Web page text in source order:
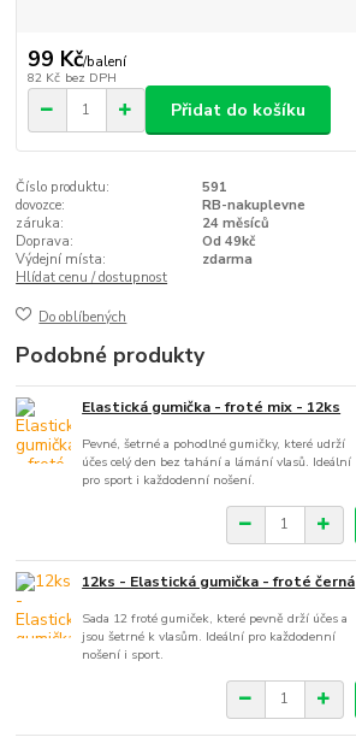
99 Kč/balení
82 Kč bez DPH
Přidat do košíku
Číslo produktu:
591
dovozce:
RB-nakuplevne
záruka:
24 měsíců
Doprava:
Od 49kč
Výdejní místa:
zdarma
Hlídat cenu / dostupnost
Do oblíbených
Podobné produkty
Elastická gumička - froté mix - 12ks
Pevné, šetrné a pohodlné gumičky, které udrží
účes celý den bez tahání a lámání vlasů. Ideální
pro sport i každodenní nošení.
12ks - Elastická gumička - froté černá
Sada 12 froté gumiček, které pevně drží účes a
jsou šetrné k vlasům. Ideální pro každodenní
nošení i sport.